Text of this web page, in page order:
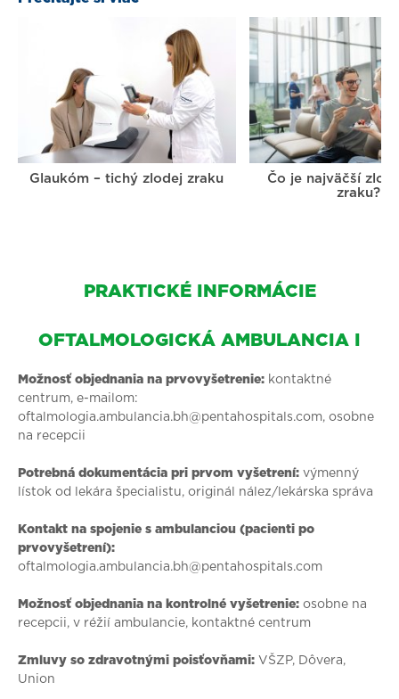
Glaukóm – tichý zlodej zraku
Čo je najväčší
zraku?
PRAKTICKÉ INFORMÁCIE
OFTALMOLOGICKÁ AMBULANCIA I
Možnosť objednania na prvovyšetrenie: kontaktné
centrum, e-mailom:
oftalmologia.ambulancia.bh@pentahospitals.com, osobne
na recepcii
Potrebná dokumentácia pri prvom vyšetrení: výmenný
lístok od lekára špecialistu, originál nález/lekárska správa
Kontakt na spojenie s ambulanciou (pacienti po
prvovyšetrení):
oftalmologia.ambulancia.bh@pentahospitals.com
Možnosť objednania na kontrolné vyšetrenie: osobne na
recepcii, v réžií ambulancie, kontaktné centrum
Zmluvy so zdravotnými poisťovňami: VŠZP, Dôvera,
Union